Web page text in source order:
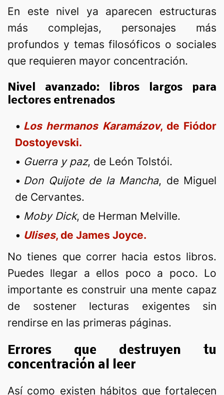
En este nivel ya aparecen estructuras
más complejas, personajes más
profundos y temas filosóficos o sociales
que requieren mayor concentración.
Nivel avanzado: libros largos para
lectores entrenados
Los hermanos Karamázov, de Fiódor
Dostoyevski.
Guerra y paz, de León Tolstói.
Don Quijote de la Mancha, de Miguel
de Cervantes.
Moby Dick, de Herman Melville.
Ulises, de James Joyce.
No tienes que correr hacia estos libros.
Puedes llegar a ellos poco a poco. Lo
importante es construir una mente capaz
de sostener lecturas exigentes sin
rendirse en las primeras páginas.
Errores que destruyen tu
concentración al leer
Así como existen hábitos que fortalecen